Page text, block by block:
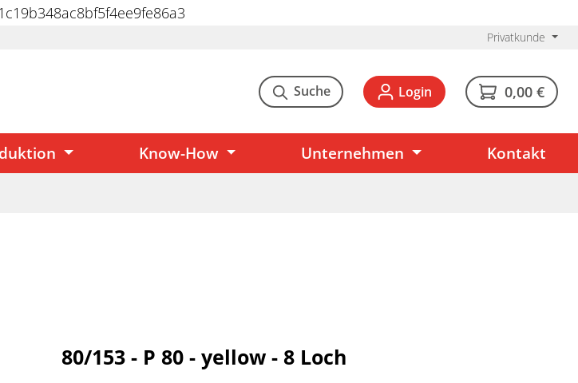
Privatkunde
Suche Login 0,00 €
Know-How Unternehmen Kontakt
80/153 - P 80 - yellow - 8 Loch